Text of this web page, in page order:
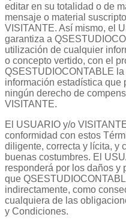
editar en su totalidad o de
mensaje o material
VISITANTE. Así mismo, el
garantiza a
utilización de cualquier
o concepto vertido, con el
QSESTUDIOCONTABLE
información estadística que
ningún derecho de
VISITANTE.
El USUARIO y/o
conformidad con estos
diligente, correcta y lícita, y
buenas costumbres. El
responderá por los daños y
que
indirectamente, como
cualquiera de las
y Condiciones.